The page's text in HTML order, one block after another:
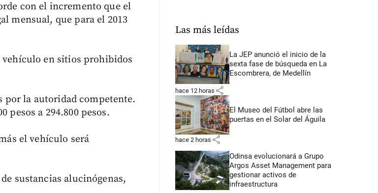
con el incremento que el
mensual, que para el 2013
vehículo en sitios prohibidos
la autoridad competente.
pesos a 294.800 pesos.
el vehículo será
sustancias alucinógenas,
Las más leídas
La JEP anunció el inicio de la
sexta fase de búsqueda en La
Escombrera, de Medellín
hace 12 horas share
El Museo del Fútbol abre las
puertas en el Solar del Águila
hace 2 horas share
Odinsa evolucionará a Grupo
Argos Asset Management para
gestionar activos de
infraestructura